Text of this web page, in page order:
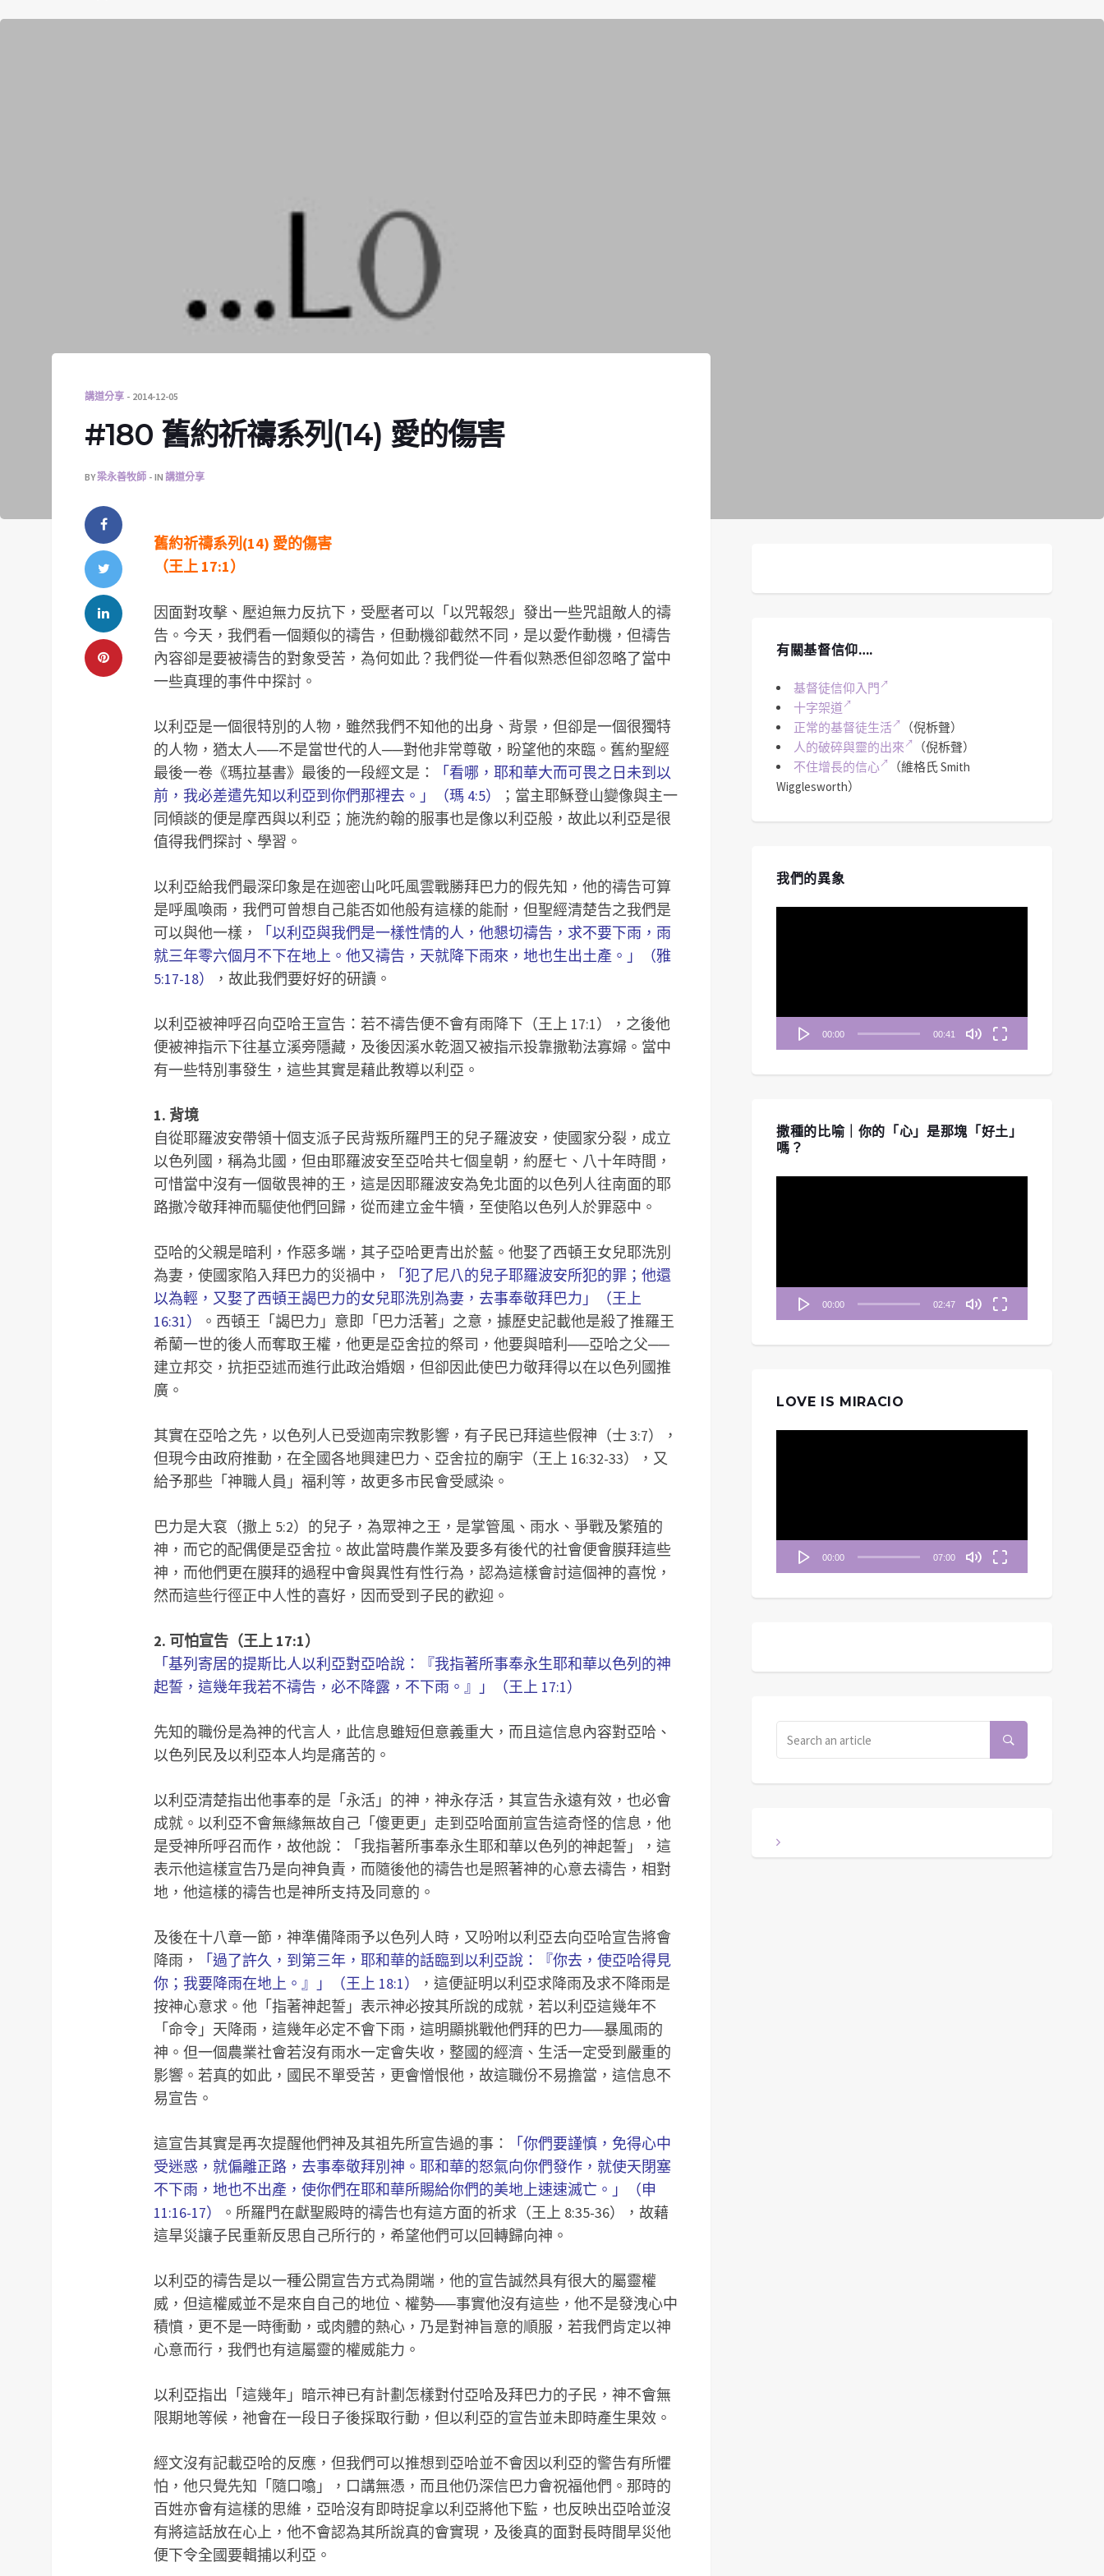
講道分享 2014-12-05
#180 舊約祈禱系列(14) 愛的傷害
BY梁永善牧師 IN 講道分享
舊約祈禱系列(14) 愛的傷害
（王上 17:1）
因面對攻擊、壓迫無力反抗下，受壓者可以「以咒報怨」發出一些咒詛敵人的禱
告。今天，我們看一個類似的禱告，但動機卻截然不同，是以愛作動機，但禱告
內容卻是要被禱告的對象受苦，為何如此？我們從一件看似熟悉但卻忽略了當中
一些真理的事件中探討。
以利亞是一個很特別的人物，雖然我們不知他的出身、背景，但卻是一個很獨特
的人物，猶太人──不是當世代的人──對他非常尊敬，盼望他的來臨。舊約聖經
最後一卷《瑪拉基書》最後的一段經文是：
「看哪，耶和華大而可畏之日未到以
前，我必差遣先知以利亞到你們那裡去。」（瑪 4:5）
；當主耶穌登山變像與主一
同傾談的便是摩西與以利亞；施洗約翰的服事也是像以利亞般，故此以利亞是很
值得我們探討、學習。
以利亞給我們最深印象是在迦密山叱吒風雲戰勝拜巴力的假先知，他的禱告可算
是呼風喚雨，我們可曾想自己能否如他般有這樣的能耐，但聖經清楚告之我們是
可以與他一樣，
「以利亞與我們是一樣性情的人，他懇切禱告，求不要下雨，雨
就三年零六個月不下在地上。他又禱告，天就降下雨來，地也生出土產。」（雅
5:17-18）
，故此我們要好好的研讀。
以利亞被神呼召向亞哈王宣告：若不禱告便不會有雨降下（王上 17:1），之後他
便被神指示下往基立溪旁隱藏，及後因溪水乾涸又被指示投靠撒勒法寡婦。當中
有一些特別事發生，這些其實是藉此教導以利亞。
1. 背境
自從耶羅波安帶領十個支派子民背叛所羅門王的兒子羅波安，使國家分裂，成立
以色列國，稱為北國，但由耶羅波安至亞哈共七個皇朝，約歷七、八十年時間，
可惜當中沒有一個敬畏神的王，這是因耶羅波安為免北面的以色列人往南面的耶
路撒冷敬拜神而驅使他們回歸，從而建立金牛犢，至使陷以色列人於罪惡中。
亞哈的父親是暗利，作惡多端，其子亞哈更青出於藍。他娶了西頓王女兒耶洗別
為妻，使國家陷入拜巴力的災禍中，
「犯了尼八的兒子耶羅波安所犯的罪；他還
以為輕，又娶了西頓王謁巴力的女兒耶洗別為妻，去事奉敬拜巴力」（王上
16:31）
。西頓王「謁巴力」意即「巴力活著」之意，據歷史記載他是殺了推羅王
希蘭一世的後人而奪取王權，他更是亞舍拉的祭司，他要與暗利──亞哈之父──
建立邦交，抗拒亞述而進行此政治婚姻，但卻因此使巴力敬拜得以在以色列國推
廣。
其實在亞哈之先，以色列人已受迦南宗教影響，有子民已拜這些假神（士 3:7），
但現今由政府推動，在全國各地興建巴力、亞舍拉的廟宇（王上 16:32-33），又
給予那些「神職人員」福利等，故更多市民會受感染。
巴力是大袞（撒上 5:2）的兒子，為眾神之王，是掌管風、雨水、爭戰及繁殖的
神，而它的配偶便是亞舍拉。故此當時農作業及要多有後代的社會便會膜拜這些
神，而他們更在膜拜的過程中會與異性有性行為，認為這樣會討這個神的喜悅，
然而這些行徑正中人性的喜好，因而受到子民的歡迎。
2. 可怕宣告（王上 17:1）
「基列寄居的提斯比人以利亞對亞哈說：『我指著所事奉永生耶和華以色列的神
起誓，這幾年我若不禱告，必不降露，不下雨。』」（王上 17:1）
先知的職份是為神的代言人，此信息雖短但意義重大，而且這信息內容對亞哈、
以色列民及以利亞本人均是痛苦的。
以利亞清楚指出他事奉的是「永活」的神，神永存活，其宣告永遠有效，也必會
成就。以利亞不會無緣無故自己「傻更更」走到亞哈面前宣告這奇怪的信息，他
是受神所呼召而作，故他說：「我指著所事奉永生耶和華以色列的神起誓」，這
表示他這樣宣告乃是向神負責，而隨後他的禱告也是照著神的心意去禱告，相對
地，他這樣的禱告也是神所支持及同意的。
及後在十八章一節，神準備降雨予以色列人時，又吩咐以利亞去向亞哈宣告將會
降雨，
「過了許久，到第三年，耶和華的話臨到以利亞說：『你去，使亞哈得見
你；我要降雨在地上。』」（王上 18:1）
，這便証明以利亞求降雨及求不降雨是
按神心意求。他「指著神起誓」表示神必按其所說的成就，若以利亞這幾年不
「命令」天降雨，這幾年必定不會下雨，這明顯挑戰他們拜的巴力──暴風雨的
神。但一個農業社會若沒有雨水一定會失收，整國的經濟、生活一定受到嚴重的
影響。若真的如此，國民不單受苦，更會憎恨他，故這職份不易擔當，這信息不
易宣告。
這宣告其實是再次提醒他們神及其祖先所宣告過的事：
「你們要謹慎，免得心中
受迷惑，就偏離正路，去事奉敬拜別神。耶和華的怒氣向你們發作，就使天閉塞
不下雨，地也不出產，使你們在耶和華所賜給你們的美地上速速滅亡。」（申
11:16-17）
。所羅門在獻聖殿時的禱告也有這方面的祈求（王上 8:35-36），故藉
這旱災讓子民重新反思自己所行的，希望他們可以回轉歸向神。
以利亞的禱告是以一種公開宣告方式為開端，他的宣告誠然具有很大的屬靈權
威，但這權威並不是來自自己的地位、權勢──事實他沒有這些，他不是發洩心中
積憤，更不是一時衝動，或肉體的熱心，乃是對神旨意的順服，若我們肯定以神
心意而行，我們也有這屬靈的權威能力。
以利亞指出「這幾年」暗示神已有計劃怎樣對付亞哈及拜巴力的子民，神不會無
限期地等候，祂會在一段日子後採取行動，但以利亞的宣告並未即時產生果效。
經文沒有記載亞哈的反應，但我們可以推想到亞哈並不會因以利亞的警告有所懼
怕，他只覺先知「隨口噏」，口講無憑，而且他仍深信巴力會祝福他們。那時的
百姓亦會有這樣的思維，亞哈沒有即時捉拿以利亞將他下監，也反映出亞哈並沒
有將這話放在心上，他不會認為其所說真的會實現，及後真的面對長時間旱災他
便下令全國要輯捕以利亞。
有關基督信仰….
基督徒信仰入門
十字架道
正常的基督徒生活
（倪柝聲）
人的破碎與靈的出來
（倪柝聲）
不住增長的信心
（維格氏 Smith
Wigglesworth）
我們的異象
00:00 00:41
撒種的比喻｜你的「心」是那塊「好土」
嗎？
00:00 02:47
LOVE IS MIRACIO
00:00 07:00